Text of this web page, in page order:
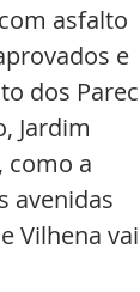
asfalto
e
dos
Jardim
como a
avenidas
Vilhena